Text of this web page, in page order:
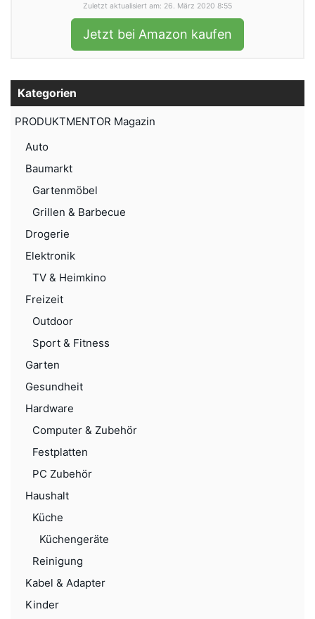
Zuletzt aktualisiert am: 26. März 2020 8:55
Jetzt bei Amazon kaufen
Kategorien
PRODUKTMENTOR Magazin
Auto
Baumarkt
Gartenmöbel
Grillen & Barbecue
Drogerie
Elektronik
TV & Heimkino
Freizeit
Outdoor
Sport & Fitness
Garten
Gesundheit
Hardware
Computer & Zubehör
Festplatten
PC Zubehör
Haushalt
Küche
Küchengeräte
Reinigung
Kabel & Adapter
Kinder